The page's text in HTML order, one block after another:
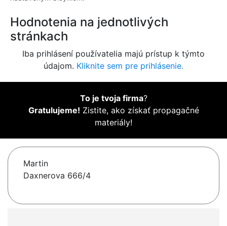
Hodnotenia na jednotlivých
stránkach
Iba prihlásení používatelia majú prístup k týmto
údajom. Kliknite sem pre prihlásenie.
To je tvoja firma?
Gratulujeme! Zistite, ako získať propagačné
materiály!
Martin
Daxnerova 666/4